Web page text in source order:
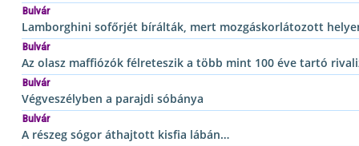
Bulvár
Lamborghini sofőrjét bírálták, mert mozgáskorlátozott
Bulvár
Az olasz maffiózók félreteszik a több mint 100 éve tartó
Bulvár
Végveszélyben a parajdi sóbánya
Bulvár
A részeg sógor áthajtott kisfia lábán…